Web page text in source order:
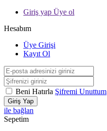
Giriş yap Üye ol
Hesabım
Üye Girişi
Kayıt Ol
Beni Hatırla Şifremi Unuttum
Giriş Yap
ile bağlan
Sepetim